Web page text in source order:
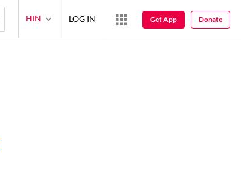
HIN LOG IN Get App Donate